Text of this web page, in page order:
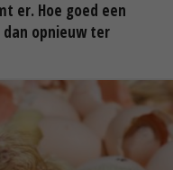
er. Hoe goed een
opnieuw ter